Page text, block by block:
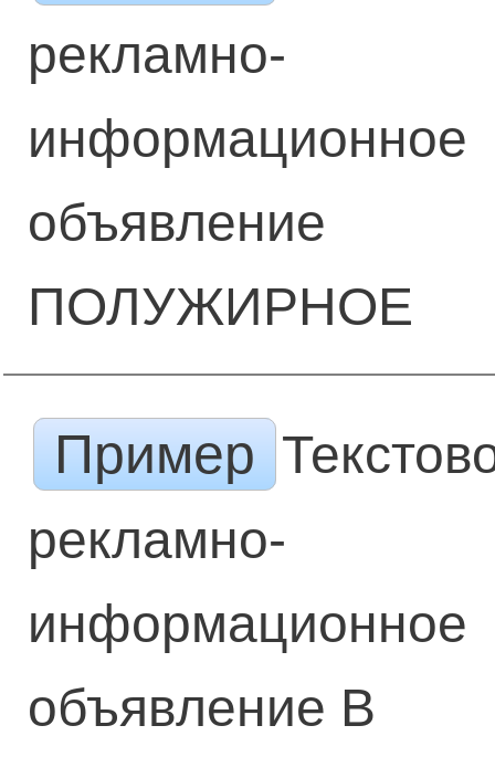
рекламно-
информационное
объявление
ПОЛУЖИРНОЕ
Пример
рекламно-
информационное
объявление В